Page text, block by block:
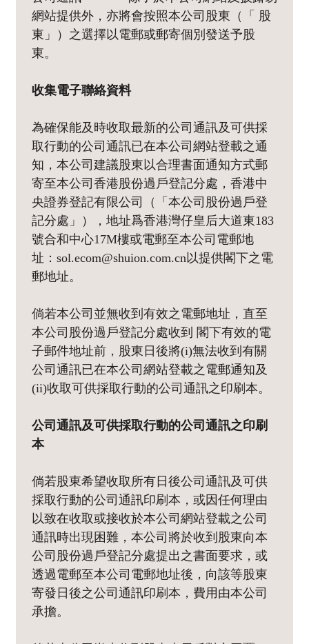
網站提供外，亦將會按照本公司股東（「 股
東」）之選擇以電郵或郵寄個別發送予股
東。
收集電子聯絡資料
為確保能及時收取最新的公司通訊及可供採
取行動的公司通訊已在本公司網站登載之通
知，本公司建議股東以合理書面通知方式郵
寄至本公司香港股份過戶登記分處，香港中
央證券登記有限公司（「本公司股份過戶登
記分處」），地址爲香港灣仔皇后大道東183
號合和中心17M樓或電郵至本公司電郵地
址：sol.ecom@shuion.com.cn以提供閣下之電
郵地址。
倘若本公司並無收到有效之電郵地址，直至
本公司股份過戶登記分處收到 閣下有效的電
子郵件地址前，股東日後將(i)無法收到有關
公司通訊已在本公司網站登載之電郵通知及
(ii)收取可供採取行動的公司通訊之印刷本。
公司通訊及可供採取行動的公司通訊之印刷
本
倘若股東希望收取所有日後公司通訊及可供
採取行動的公司通訊印刷本，或因任何理由
以致在收取或接收於本公司網站登載之公司
通訊時出現困難，本公司將於收到股東向本
公司股份過戶登記分處提出之書面要求，或
透過電郵至本公司電郵地址後，向該等股東
寄發日後之公司通訊印刷本，費用由本公司
承擔。